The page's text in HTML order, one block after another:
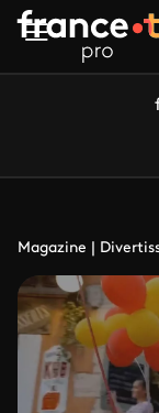
Aller au contenu
Magazine |